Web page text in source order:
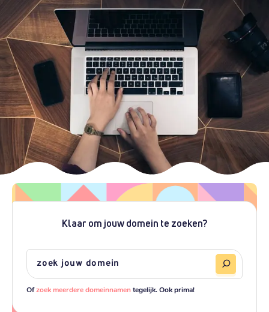
Klaar om jouw domein te zoeken?
Ofzoek meerdere domeinnamentegelijk. Ook prima!